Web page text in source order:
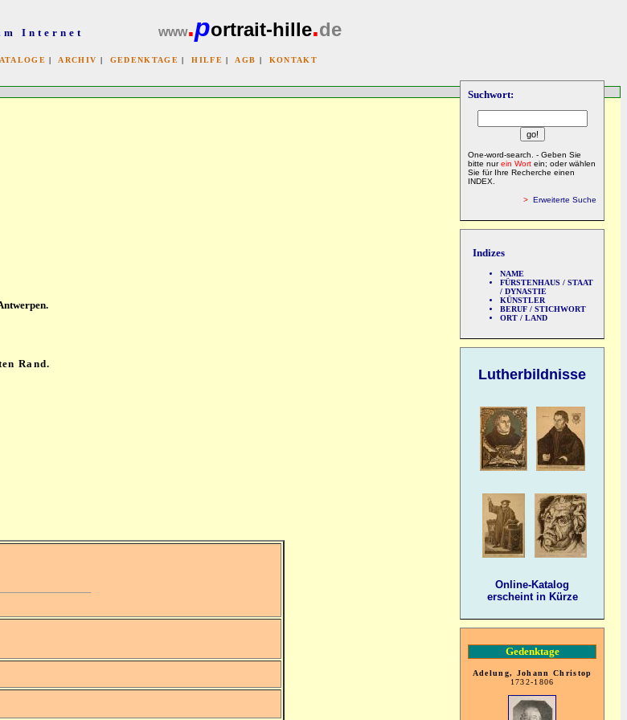
Internet www.portrait-hille.de
| ARCHIV | GEDENKTAGE |HILFE | AGB | KONTAKT
Suchwort:
One-word-search. - Geben Sie
bitte nurein Wort ein; oder wählen
Sie für Ihre Recherche einen
INDEX.
> Erweiterte Suche
Indizes
NAME
FÜRSTENHAUS / STAAT
/ DYNASTIE
KÜNSTLER
BERUF / STICHWORT
ORT / LAND
Lutherbildnisse
Online-Katalog
erscheint in Kürze
Gedenktage
Adelung, Johann Christop
1732-1806
Rand.